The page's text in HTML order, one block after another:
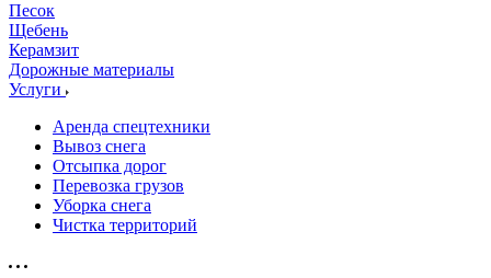
Песок
Щебень
Керамзит
Дорожные материалы
Услуги
Аренда спецтехники
Вывоз снега
Отсыпка дорог
Перевозка грузов
Уборка снега
Чистка территорий